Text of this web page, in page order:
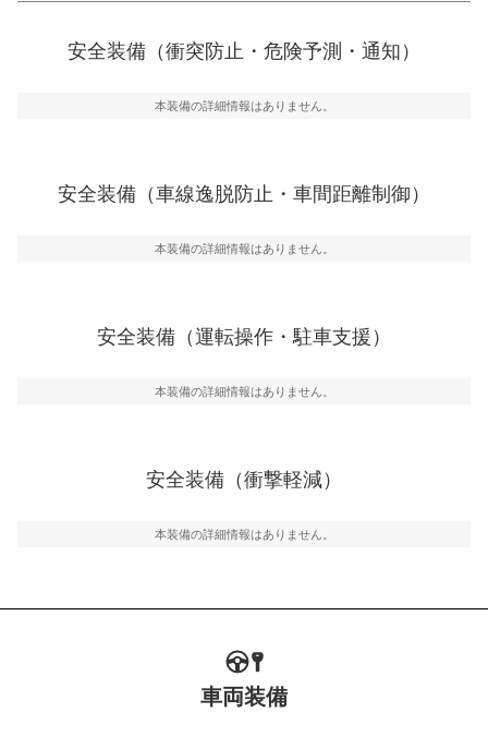
ーキアシスト、ABSなどが装備されています。
車線逸脱防止
車線のはみだしやふらつきを防止するためにレーンキー
運転・駐車支援
グ・アシストやサイドブラインドモニターなどが装備さ
万が一車体が衝撃を受けたときに、運転者・同乗者を守
るSRSエアバッグシステム、プリテンショナーシートベ
安全装備（衝突防止・危険予測・通知）
本装備の詳細情報はありません。
安全装備（車線逸脱防止・車間距離制御）
本装備の詳細情報はありません。
安全装備（運転操作・駐車支援）
本装備の詳細情報はありません。
安全装備（衝撃軽減）
本装備の詳細情報はありません。
車両装備